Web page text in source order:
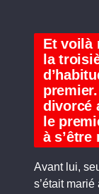
Et voilà
la
divorcé
le
à s’être
Avant lui,
s’était